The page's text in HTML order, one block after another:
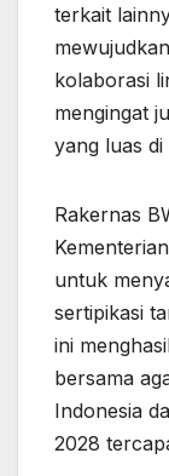
terkait
kolaborasi
mengingat
yang luas
Rakernas
untuk
sertipikasi
ini
bersama
Indonesia
2028